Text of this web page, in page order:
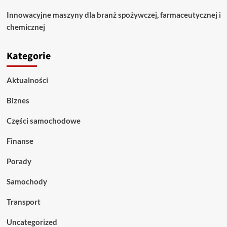
Innowacyjne maszyny dla branż spożywczej, farmaceutycznej i
chemicznej
Kategorie
Aktualności
Biznes
Części samochodowe
Finanse
Porady
Samochody
Transport
Uncategorized